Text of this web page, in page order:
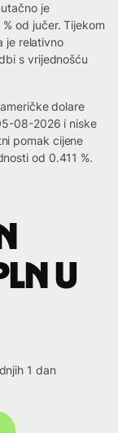
je
od jučer. Tijekom
je relativno
s vrijednošću
dolare
08-2026 i niske
pomak cijene
od 0.411 %.
u
1 dan